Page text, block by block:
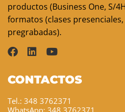
productos (Business One, S/
formatos (clases
pregrabadas).
CONTACTOS
Tel.: 348 3762371
WhatsApp: 348 3762371